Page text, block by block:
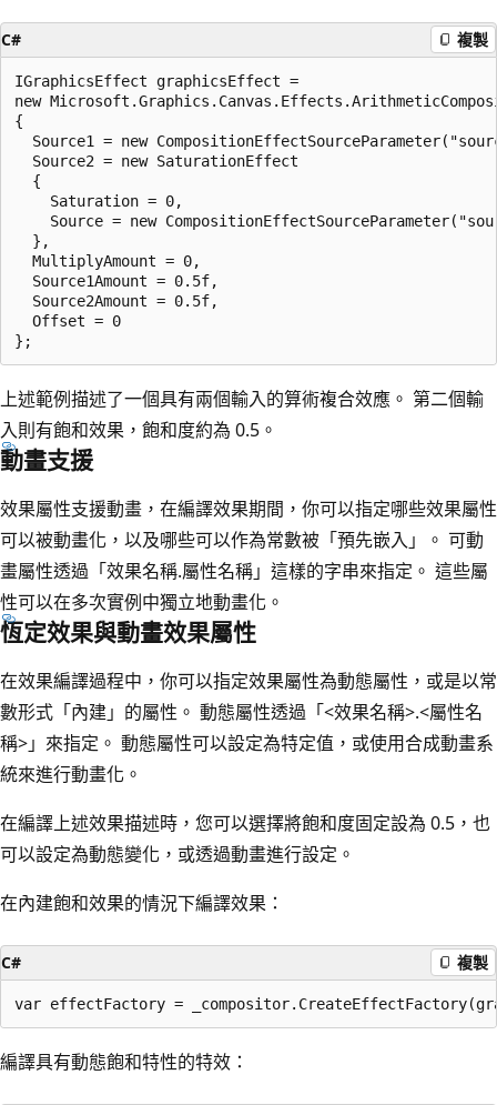
C# 複製
IGraphicsEffect graphicsEffect =
new
{
Source1 = new
  Source2 = new SaturationEffect
  {
    Saturation = 0,
Source = new
  },
  MultiplyAmount = 0,
  Source1Amount = 0.5f,
  Source2Amount = 0.5f,
  Offset = 0
上述範例描述了一個具有兩個輸入的算術複合效應。 第二個輸
入則有飽和效果，飽和度約為 0.5。
動畫支援
效果屬性支援動畫，在編譯效果期間，你可以指定哪些效果屬性
可以被動畫化，以及哪些可以作為常數被「預先嵌入」。 可動
畫屬性透過「效果名稱.屬性名稱」這樣的字串來指定。 這些屬
性可以在多次實例中獨立地動畫化。
恆定效果與動畫效果屬性
在效果編譯過程中，你可以指定效果屬性為動態屬性，或是以常
數形式「內建」的屬性。 動態屬性透過「<效果名稱>.<屬性名
稱>」來指定。 動態屬性可以設定為特定值，或使用合成動畫系
統來進行動畫化。
在編譯上述效果描述時，您可以選擇將飽和度固定設為 0.5，也
可以設定為動態變化，或透過動畫進行設定。
在內建飽和效果的情況下編譯效果：
C# 複製
編譯具有動態飽和特性的特效：